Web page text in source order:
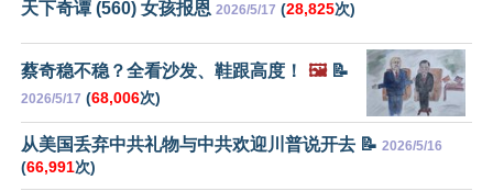
天下奇谭 (560) 女孩报恩 2026/5/17 (28,825次)
蔡奇稳不稳？全看沙发、鞋跟高度！ 🖼️📝
2026/5/17 (68,006次)
从美国丢弃中共礼物与中共欢迎川普说开去 📝 2026/5/16
(66,991次)